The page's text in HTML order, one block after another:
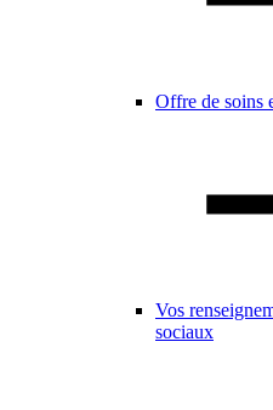
Offre de soins
Vos
sociaux